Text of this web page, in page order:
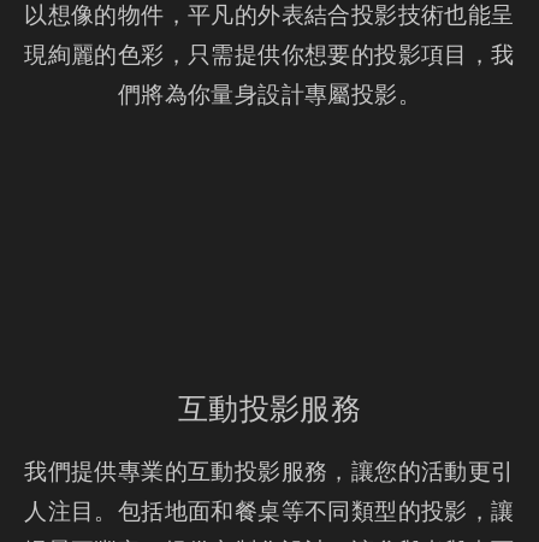
以想像的物件，平凡的外表結合投影技術也能呈
現絢麗的色彩，只需提供你想要的投影項目，我
們將為你量身設計專屬投影。
互動投影服務
我們提供專業的互動投影服務，讓您的活動更引
人注目。包括地面和餐桌等不同類型的投影，讓